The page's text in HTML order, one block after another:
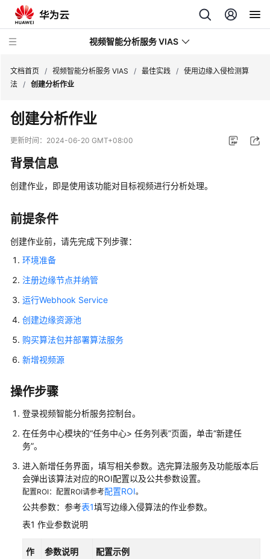
视频智能分析服务 VIAS
最
新
动
品
绍
用
户
南
参
考
最
实
使
用
边
缘
入
检
测
法
文档首页 / 视频智能分析服务 VIAS / 最佳实践 / 使用边缘入侵检测算
法 / 创建分析作业
创建分析作业
更新时间： 2024-06-20 GMT+08:00
背景信息
创建作业，即是使用该功能对目标视频进行分析处理。
前提条件
创建作业前，请先完成下列步骤：
环境准备
注册边缘节点并纳管
运行Webhook Service
创建边缘资源池
购买算法包并部署算法服务
新增视频源
操作步骤
登录视频智能分析服务控制台。
在任务中心模块的“任务中心> 任务列表”页面，单击“新建任
务”。
进入新增任务界面，填写相关参数。选完算法服务及功能版本后
会弹出该算法对应的ROI配置以及公共参数设置。
配置ROI：配置ROI请参考配置ROI。
公共参数：参考表1填写边缘入侵算法的作业参数。
表1 作业参数说明
作
参数说明 配置示例